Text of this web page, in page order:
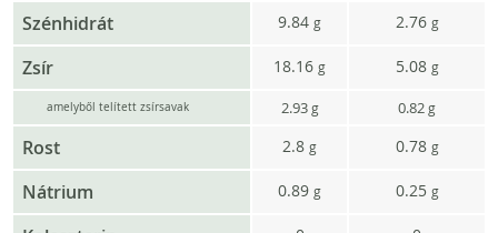
Szénhidrát 9.84 g 2.76 g
Zsír 18.16 g 5.08 g
amelyből telített zsírsavak 2.93g 0.82g
Rost 2.8 g 0.78 g
Nátrium 0.89 g 0.25 g